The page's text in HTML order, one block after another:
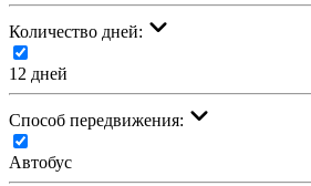
Количество дней:
12 дней
Cпособ передвижения:
Автобус